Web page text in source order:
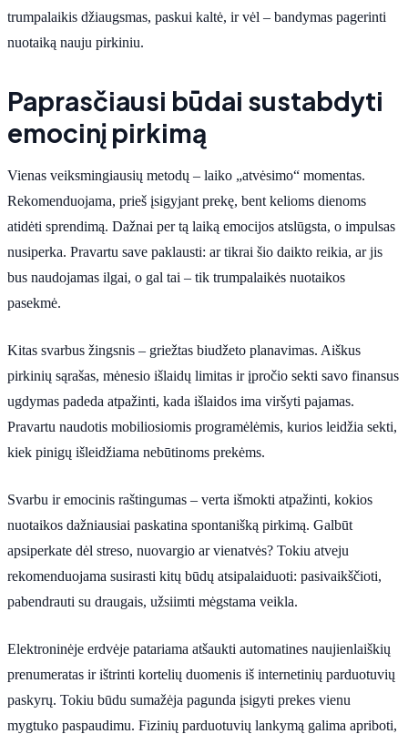
trumpalaikis džiaugsmas, paskui kaltė, ir vėl – bandymas pagerinti
nuotaiką nauju pirkiniu.
Paprasčiausi būdai sustabdyti
emocinį pirkimą
Vienas veiksmingiausių metodų – laiko „atvėsimo“ momentas.
Rekomenduojama, prieš įsigyjant prekę, bent kelioms dienoms
atidėti sprendimą. Dažnai per tą laiką emocijos atslūgsta, o impulsas
nusiperka. Pravartu save paklausti: ar tikrai šio daikto reikia, ar jis
bus naudojamas ilgai, o gal tai – tik trumpalaikės nuotaikos
pasekmė.
Kitas svarbus žingsnis – griežtas biudžeto planavimas. Aiškus
pirkinių sąrašas, mėnesio išlaidų limitas ir įpročio sekti savo finansus
ugdymas padeda atpažinti, kada išlaidos ima viršyti pajamas.
Pravartu naudotis mobiliosiomis programėlėmis, kurios leidžia sekti,
kiek pinigų išleidžiama nebūtinoms prekėms.
Svarbu ir emocinis raštingumas – verta išmokti atpažinti, kokios
nuotaikos dažniausiai paskatina spontanišką pirkimą. Galbūt
apsiperkate dėl streso, nuovargio ar vienatvės? Tokiu atveju
rekomenduojama susirasti kitų būdų atsipalaiduoti: pasivaikščioti,
pabendrauti su draugais, užsiimti mėgstama veikla.
Elektroninėje erdvėje patariama atšaukti automatines naujienlaiškių
prenumeratas ir ištrinti kortelių duomenis iš internetinių parduotuvių
paskyrų. Tokiu būdu sumažėja pagunda įsigyti prekes vienu
mygtuko paspaudimu. Fizinių parduotuvių lankymą galima apriboti,